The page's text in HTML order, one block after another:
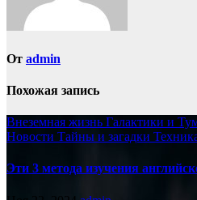
От admin
Похожая запись
Внеземная жизнь Галактики и
Новости Тайны и загадки
Эти 3 метода изучения